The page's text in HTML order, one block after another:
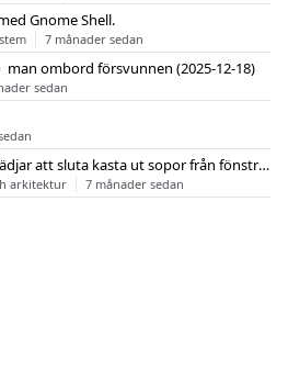
Gnome Shell.
7 månader sedan
man ombord försvunnen (2025-12-18)
sedan
Göteborg: Bostadsbolaget vädjar att sluta kasta ut sopor från fönstren
arkitektur 7 månader sedan